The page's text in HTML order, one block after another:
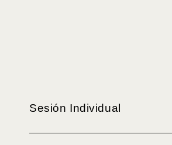
Sesión Individual